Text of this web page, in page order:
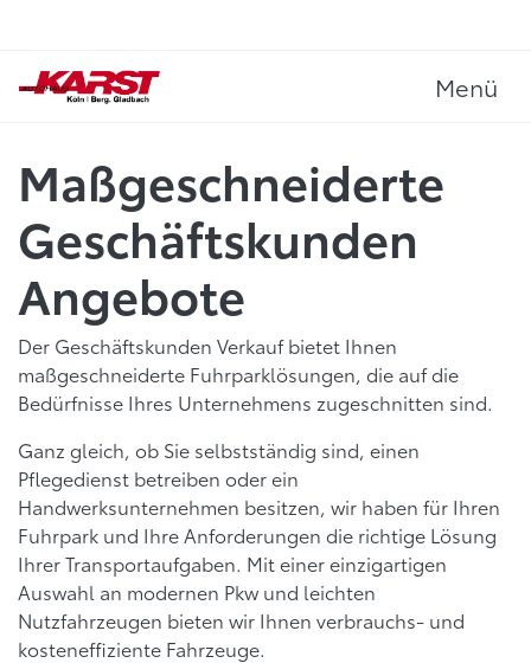
Menü
Maßgeschneiderte
Geschäftskunden
Angebote
Der Geschäftskunden Verkauf bietet Ihnen
maßgeschneiderte Fuhrparklösungen, die auf die
Bedürfnisse Ihres Unternehmens zugeschnitten sind.
Ganz gleich, ob Sie selbstständig sind, einen
Pflegedienst betreiben oder ein
Handwerksunternehmen besitzen, wir haben für Ihren
Fuhrpark und Ihre Anforderungen die richtige Lösung
Ihrer Transportaufgaben. Mit einer einzigartigen
Auswahl an modernen Pkw und leichten
Nutzfahrzeugen bieten wir Ihnen verbrauchs- und
kosteneffiziente Fahrzeuge.